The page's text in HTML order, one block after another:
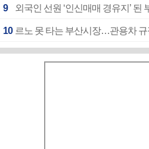
9 외국인 선원 ‘인신매매 경유지’
10 르노 못 타는 부산시장…관용차